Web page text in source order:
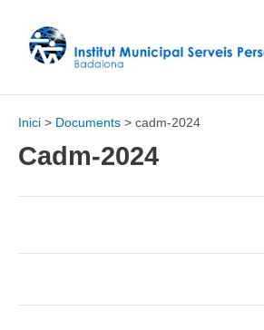
contingut
Inici Documents cadm-2024
Cadm-2024